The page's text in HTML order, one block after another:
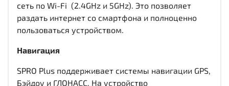
сеть по Wi-Fi (2.4GHz и 5GHz). Это позволяет
раздать интернет со смартфона и полноценно
пользоваться устройством.
Навигация
SPRO Plus поддерживает системы навигации GPS,
Бэйдоу и ГЛОНАСС. На устройство